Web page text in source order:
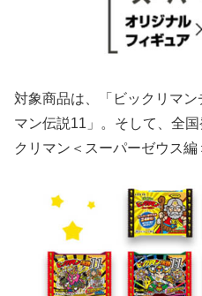
対象商品は、「ビックリマ
マン伝説11」。そして、全
クリマン＜スーパーゼウス編